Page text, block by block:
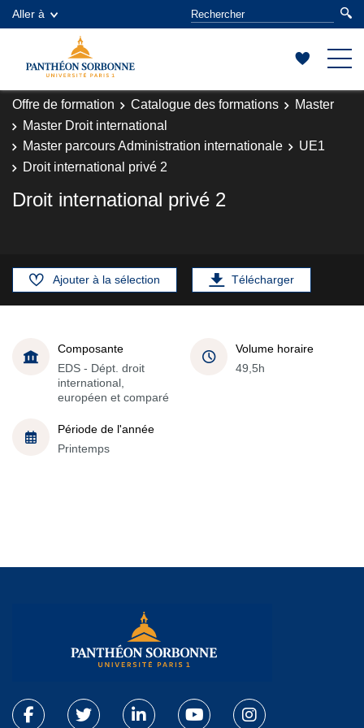
Aller à
Offre de formation Catalogue des formations
Master
Master Droit international
Master parcours Administration internationale
UE1
Droit international privé 2
Droit international privé 2
Ajouter à la sélection Télécharger
Composante
EDS - Dépt. droit
international,
européen et comparé
Volume horaire
49,5h
Période de l'année
Printemps